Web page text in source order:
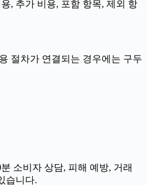
, 추가 비용, 포함 항목, 제외 항
절차가 연결되는 경우에는 구두
소비자 상담, 피해 예방, 거래
습니다.